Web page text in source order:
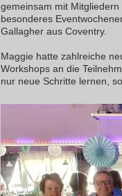
gemeinsam mit
besonderes
Gallagher aus Coventry.
Maggie hatte zahlreiche
Workshops an die
nur neue Schritte lernen,